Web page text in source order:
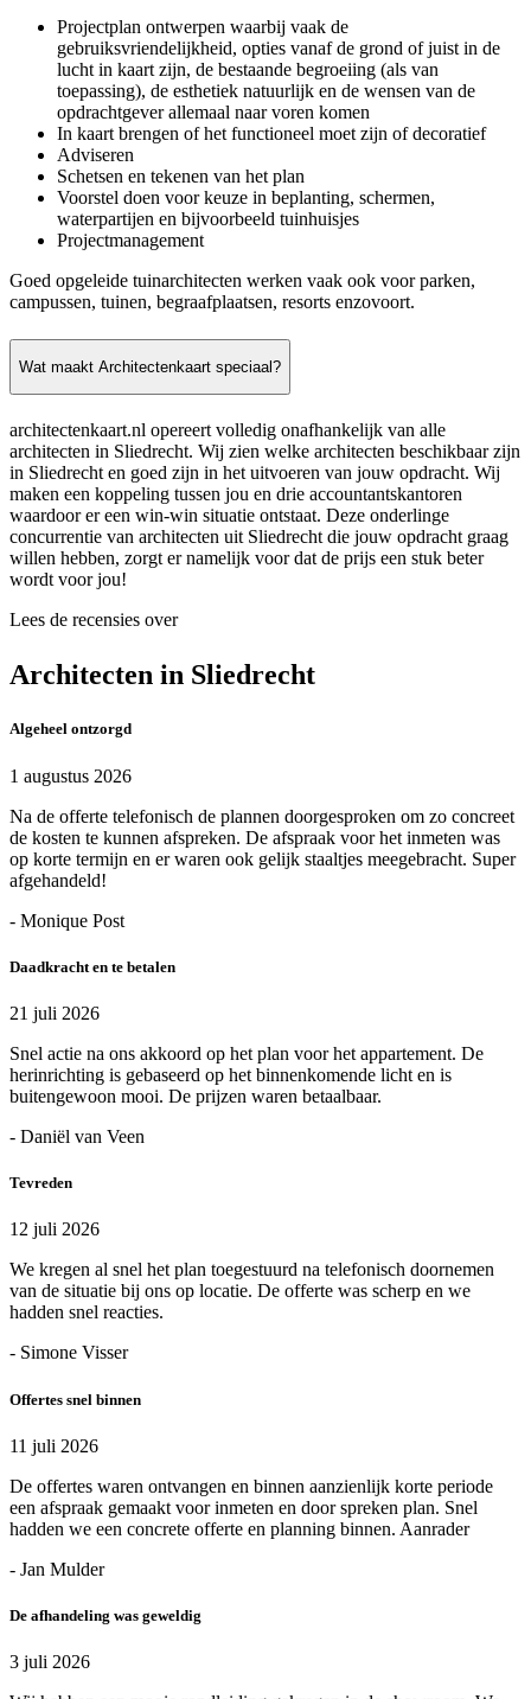
Projectplan ontwerpen waarbij vaak de
gebruiksvriendelijkheid, opties vanaf de grond of juist in de
lucht in kaart zijn, de bestaande begroeiing (als van
toepassing), de esthetiek natuurlijk en de wensen van de
opdrachtgever allemaal naar voren komen
In kaart brengen of het functioneel moet zijn of decoratief
Adviseren
Schetsen en tekenen van het plan
Voorstel doen voor keuze in beplanting, schermen,
waterpartijen en bijvoorbeeld tuinhuisjes
Projectmanagement
Goed opgeleide tuinarchitecten werken vaak ook voor parken,
campussen, tuinen, begraafplaatsen, resorts enzovoort.
Wat maakt Architectenkaart speciaal?
architectenkaart.nl opereert volledig onafhankelijk van alle
architecten in Sliedrecht. Wij zien welke architecten beschikbaar zijn
in Sliedrecht en goed zijn in het uitvoeren van jouw opdracht. Wij
maken een koppeling tussen jou en drie accountantskantoren
waardoor er een win-win situatie ontstaat. Deze onderlinge
concurrentie van architecten uit Sliedrecht die jouw opdracht graag
willen hebben, zorgt er namelijk voor dat de prijs een stuk beter
wordt voor jou!
Lees de recensies over
Architecten in Sliedrecht
Algeheel ontzorgd
1 augustus 2026
Na de offerte telefonisch de plannen doorgesproken om zo concreet
de kosten te kunnen afspreken. De afspraak voor het inmeten was
op korte termijn en er waren ook gelijk staaltjes meegebracht. Super
afgehandeld!
- Monique Post
Daadkracht en te betalen
21 juli 2026
Snel actie na ons akkoord op het plan voor het appartement. De
herinrichting is gebaseerd op het binnenkomende licht en is
buitengewoon mooi. De prijzen waren betaalbaar.
- Daniël van Veen
Tevreden
12 juli 2026
We kregen al snel het plan toegestuurd na telefonisch doornemen
van de situatie bij ons op locatie. De offerte was scherp en we
hadden snel reacties.
- Simone Visser
Offertes snel binnen
11 juli 2026
De offertes waren ontvangen en binnen aanzienlijk korte periode
een afspraak gemaakt voor inmeten en door spreken plan. Snel
hadden we een concrete offerte en planning binnen. Aanrader
- Jan Mulder
De afhandeling was geweldig
3 juli 2026